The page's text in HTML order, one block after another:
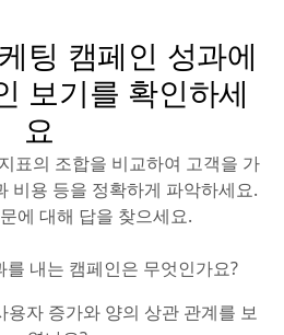
팅 캠페인 성과에
보기를 확인하세
요
표의 조합을 비교하여 고객을 가
비용 등을 정확하게 파악하세요.
에 대해 답을 찾으세요.
를 내는 캠페인은 무엇인가요?
용자 증가와 양의 상관 관계를 보